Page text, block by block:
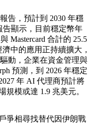
告，預計到 2030 年穩
告顯示，目前穩定幣年
Mastercard 合計的 25.5
中的應用正持續擴大，
動，企業在資金管理與
預測，到 2026 年穩定
年 AI 代理商預計將
規模或達 1.9 兆美元。
爭相尋找替代因伊朗戰